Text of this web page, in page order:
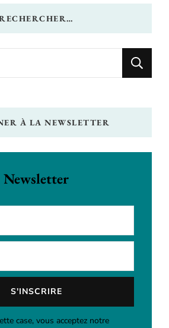
À LA NEWSLETTER
Newsletter
case, vous acceptez notre